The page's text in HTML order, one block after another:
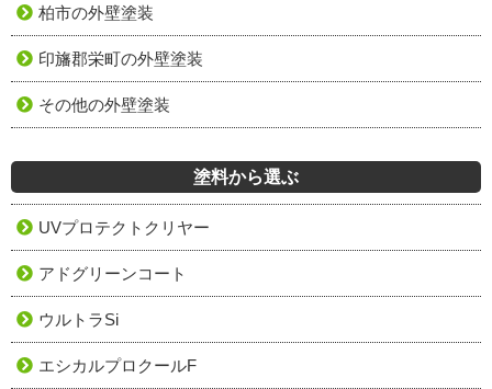
柏市の外壁塗装
印旛郡栄町の外壁塗装
その他の外壁塗装
塗料から選ぶ
UVプロテクトクリヤー
アドグリーンコート
ウルトラSi
エシカルプロクールF